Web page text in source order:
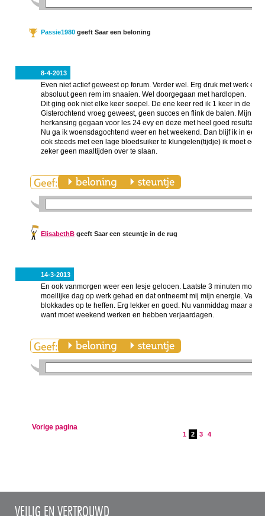
Passie1980geeft Saar een beloning
8-4-2013
Even niet actief geweest op forum. Verder wel. Erg druk met werk
absoluut geen rem im snaaien. Wel doorgegaan met hardlopen.
Dit ging ook niet elke keer soepel. De ene keer red ik 1 keer in de
Gisterochtend vroeg geweest, geen succes en flink de balen. Mijn
herkansing gegaan voor les 24 evy en deze met heel goed resultaat
Nu ga ik woensdagochtend weer en het weekend. Dan blijf ik in een
ook steeds met een lage bloedsuiker te klungelen(tijdje) ik moet
zeker geen maaltijden over te slaan.
ElisabethBgeeft Saar een steuntje in de rug
14-3-2013
En ook vanmorgen weer een lesje gelooen. Laatste 3 minuten
moeilijke dag op werk gehad en dat ontneemt mij mijn energie.
blokkades op te heffen. Erg lekker en goed. Nu vanmiddag maar
want moet weekend werken en hebben verjaardagen.
Vorige pagina
1 2 3 4
VEILIG EN VERTROUWD